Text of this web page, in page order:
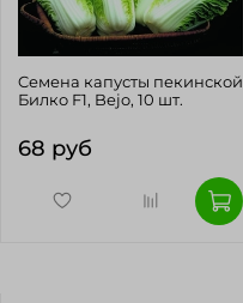
Cемена капусты пекинской
Билко F1, Bejo, 10 шт.
68 руб